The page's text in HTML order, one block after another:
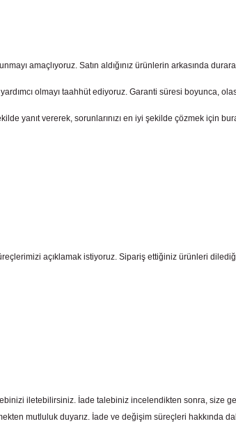
amaçlıyoruz. Satın aldığınız ürünlerin arkasında
olmayı taahhüt ediyoruz. Garanti süresi boyunca,
yanıt vererek, sorunlarınızı en iyi şekilde çözmek için
açıklamak istiyoruz. Sipariş ettiğiniz ürünleri
iletebilirsiniz. İade talebiniz incelendikten sonra, size
mutluluk duyarız. İade ve değişim süreçleri hakkında